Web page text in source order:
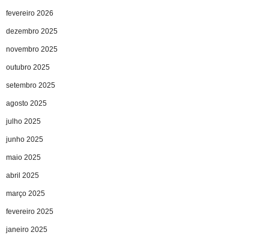
fevereiro 2026
dezembro 2025
novembro 2025
outubro 2025
setembro 2025
agosto 2025
julho 2025
junho 2025
maio 2025
abril 2025
março 2025
fevereiro 2025
janeiro 2025